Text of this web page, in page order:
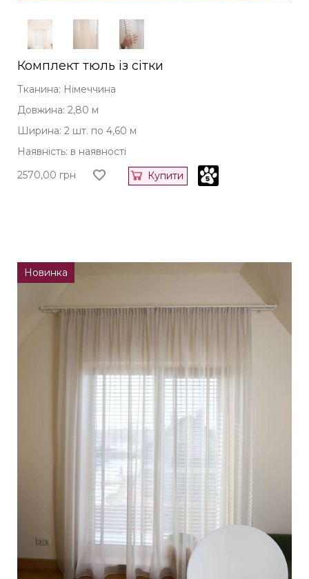
Комплект тюль із сітки
Тканина: Німеччина
Довжина: 2,80 м
Ширина: 2 шт. по 4,60 м
Наявність: в наявності
2570,00 грн Купити
Новинка